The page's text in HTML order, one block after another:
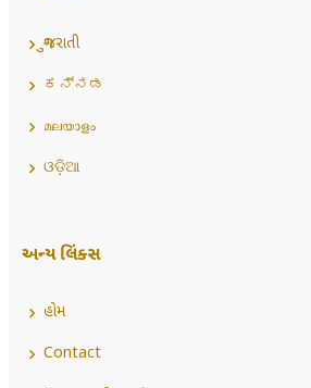
ગુજરાતી
ಕನ್ನಡ
മലയാളം
ଓଡ଼ିଆ
અન્ય લિંક્સ
હોમ
Contact